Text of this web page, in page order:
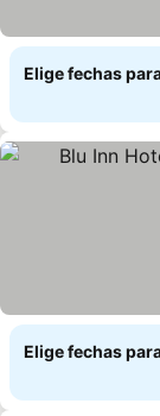
Elige fechas
Elige fechas